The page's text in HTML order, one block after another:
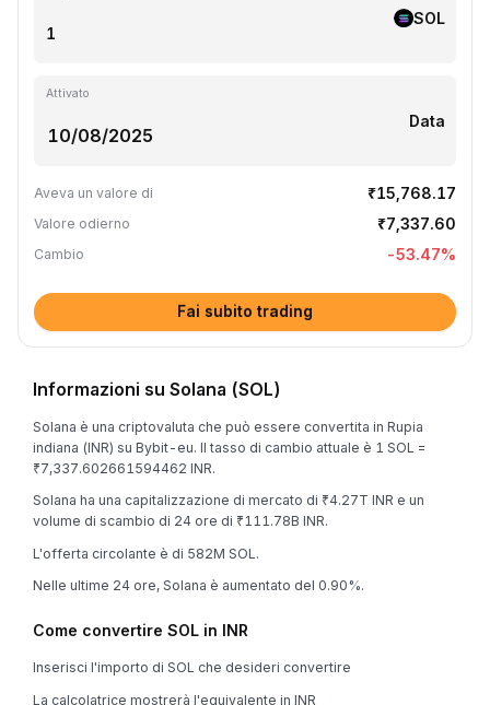
SOL
Attivato
Data
Aveva un valore di ₹15,768.17
Valore odierno ₹7,337.60
Cambio -53.47%
Fai subito trading
Informazioni su Solana (SOL)
Solana è una criptovaluta che può essere convertita in Rupia
indiana (INR) su Bybit-eu. Il tasso di cambio attuale è 1 SOL =
₹7,337.602661594462 INR.
Solana ha una capitalizzazione di mercato di ₹4.27T INR e un
volume di scambio di 24 ore di ₹111.78B INR.
L'offerta circolante è di 582M SOL.
Nelle ultime 24 ore, Solana è aumentato del 0.90%.
Come convertire SOL in INR
Inserisci l'importo di SOL che desideri convertire
La calcolatrice mostrerà l'equivalente in INR